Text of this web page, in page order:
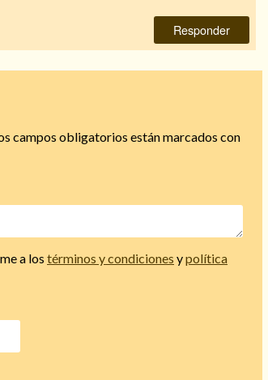
Responder
campos obligatorios están marcados con
a los términos y condiciones ypolítica